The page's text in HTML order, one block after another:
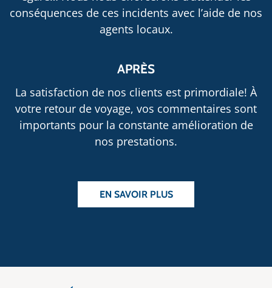
conséquences de ces incidents avec l’aide de nos
agents locaux.
APRÈS
La satisfaction de nos clients est primordiale! À
votre retour de voyage, vos commentaires sont
importants pour la constante amélioration de
nos prestations.
EN SAVOIR PLUS